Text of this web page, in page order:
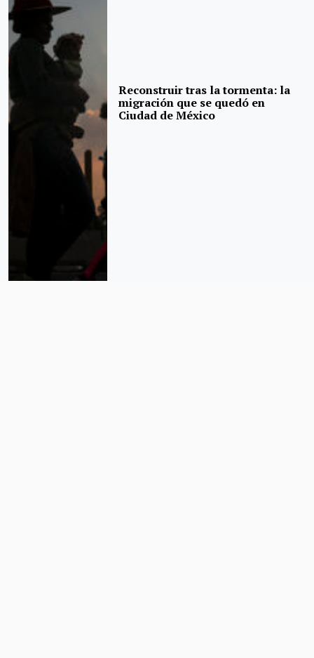
Reconstruir tras la tormenta: la
migración que se quedó en
Ciudad de México